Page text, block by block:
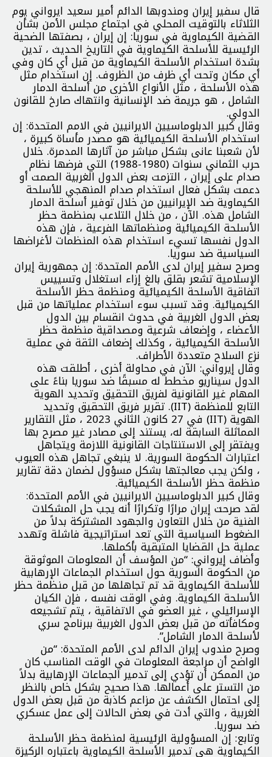
قال سفير إيران ومندوبها الدائم أمير سعيد ايرواني يوم
الثلاثاء بالتوقيت المحلي في اجتماع مجلس الأمن بشأن
القضية الكيماوية في سوريا: إن إيران ، بصفتها الضحية
الرئيسية للأسلحة الكيماوية في التاريخ الحديث ، تدين
بشدة استخدام الأسلحة الكيماوية من قبل أي كان وفي
أي مكان وتحت أي ظرف من الظروف. إن استخدام مثل
هذه الأسلحة ، مثل الأنواع الأخرى من أسلحة الدمار
الشامل ، هو جريمة ضد الإنسانية وانتهاك صارخ للقانون
الدولي.
وقال كبير الدبلوماسيين الايرانيين في الامم المتحدة: إن
استخدام الأسلحة الكيميائية هو مصدر مأساة كبيرة ،
لأن شعبنا عانى بشكل مباشر من آثارها المدمرة. خلال
حرب الثماني سنوات (1980-1988) التي فرضها نظام
صدام على إيران ، التزمت بعض الدول الغربية الصمت أو
دعمت بشكل فعال استخدام صدام المنهجي للأسلحة
الكيماوية ضد الإيرانيين من خلال توفير أسلحة الدمار
الشامل هذه. الآن ، من خلال التلاعب بمنظمة حظر
الأسلحة الكيميائية ومنظماتها الفرعية ، فإن هذه
الدول نفسها تسيء استخدام هذه المنظمات لأغراضها
السياسية ضد سوريا.
وصرح سفير إيران لدى الأمم المتحدة: إن جمهورية إيران
الإسلامية تشعر بقلق بالغ إزاء استغلال وتسييس
اتفاقية الأسلحة الكيميائية ومنظمة حظر الأسلحة
الكيميائية. وقد تسبب سوء استخدام عملياتها من قبل
بعض الدول الغربية في حدوث انقسام بين الدول
الأعضاء ، وإضعاف شرعية ومصداقية منظمة حظر
الأسلحة الكيميائية ، وكذلك إضعاف الثقة في عملية
نزع السلاح متعددة الأطراف.
وقال إيرواني: الآن في محاولة أخرى ، أطلقت هذه
الدول سيناريو مخطط له مسبقًا ضد سوريا بناءً على
المهام غير القانونية لفريق التحقيق وتحديد الهوية
التابع للمنظمة (IIT). تقرير فريق التحقيق وتحديد
الهوية (IIT) في 27 كانون الثاني 2023 ، مثل التقارير
المماثلة السابقة له، يستند إلى مصادر غير مصرح بها
ويفتقر إلى الاستنتاجات القانونية اللازمة ويتجاهل
اعتبارات الحكومة السورية. لا ينبغي تجاهل هذه العيوب
، ولكن يجب معالجتها بشكل مسؤول لضمان دقة تقارير
منظمة حظر الأسلحة الكيميائية.
وقال كبير الدبلوماسيين الايرانيين في الأمم المتحدة:
لقد صرحت إيران مرارًا وتكرارًا أنه يجب حل المشكلات
الفنية من خلال التعاون والجهود المشتركة بدلاً من
الضغوط السياسية التي تعد استراتيجية فاشلة وتهدد
عملية حل القضايا المتبقية بأكملها.
وأضاف إيرواني: “من المؤسف أن المعلومات الموثوقة
من الحكومة السورية حول استخدام الجماعات الإرهابية
للأسلحة الكيماوية قد تم تجاهلها من قبل منظمة حظر
الأسلحة الكيماوية. وفي الوقت نفسه ، فإن الكيان
الإسرائيلي ، غير العضو في الاتفاقية ، يتم تشجيعه
ومكافأته من قبل بعض الدول الغربية ببرنامج سري
لأسلحة الدمار الشامل”.
وصرح مندوب إيران الدائم لدى الأمم المتحدة: “من
الواضح أن مراجعة المعلومات في الوقت المناسب كان
من الممكن أن تؤدي إلى تدمير الجماعات الإرهابية بدلاً
من التستر على أعمالها. هذا صحيح بشكل خاص بالنظر
إلى احتمال الكشف عن مزاعم كاذبة من قبل بعض الدول
الغربية ، والتي أدت في بعض الحالات إلى عمل عسكري
ضد سوريا.
وتابع: إن المسؤولية الرئيسية لمنظمة حظر الأسلحة
الكيماوية هي تدمير الأسلحة الكيماوية باعتباره الركيزة